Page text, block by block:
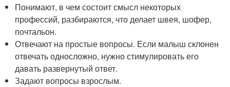
Понимают, в чем состоит смысл некоторых
профессий, разбираются, что делает швея, шофер,
почтальон.
Отвечают на простые вопросы. Если малыш склонен
отвечать односложно, нужно стимулировать его
давать развернутый ответ.
Задают вопросы взрослым.